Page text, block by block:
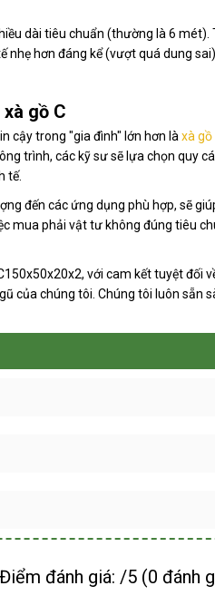
dài tiêu chuẩn (thường là 6
hơn đáng kể (vượt quá dung
gồ C
cậy trong "gia đình" lớn hơn là xà gồ
trình, các kỹ sư sẽ lựa chọn quy
tế.
đến các ứng dụng phù hợp, sẽ
mua phải vật tư không đúng tiêu
với cam kết tuyệt đối
của chúng tôi. Chúng tôi luôn sẵn
Điểm đánh giá: /5 (0 đánh